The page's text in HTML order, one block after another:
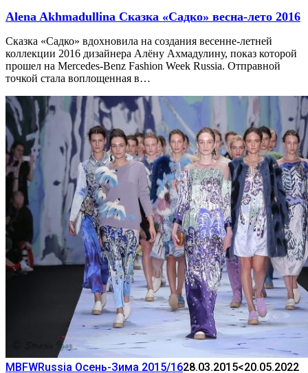
Alena Akhmadullina Сказка «Садко» весна-лето 2016
Сказка «Садко» вдохновила на создания весенне-летней
коллекции 2016 дизайнера Алёну Ахмадулину, показ которой
прошел на Mercedes-Benz Fashion Week Russia. Отправной
точкой стала воплощенная в…
MBFWRussia Осень-Зима 2015/1628.03.2015<20.05.2022